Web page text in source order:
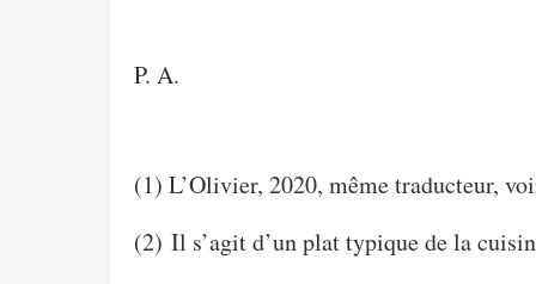
P. A.
(1) L’Olivier, 2020, même traducteur,
(2) Il s’agit d’un plat typique de la